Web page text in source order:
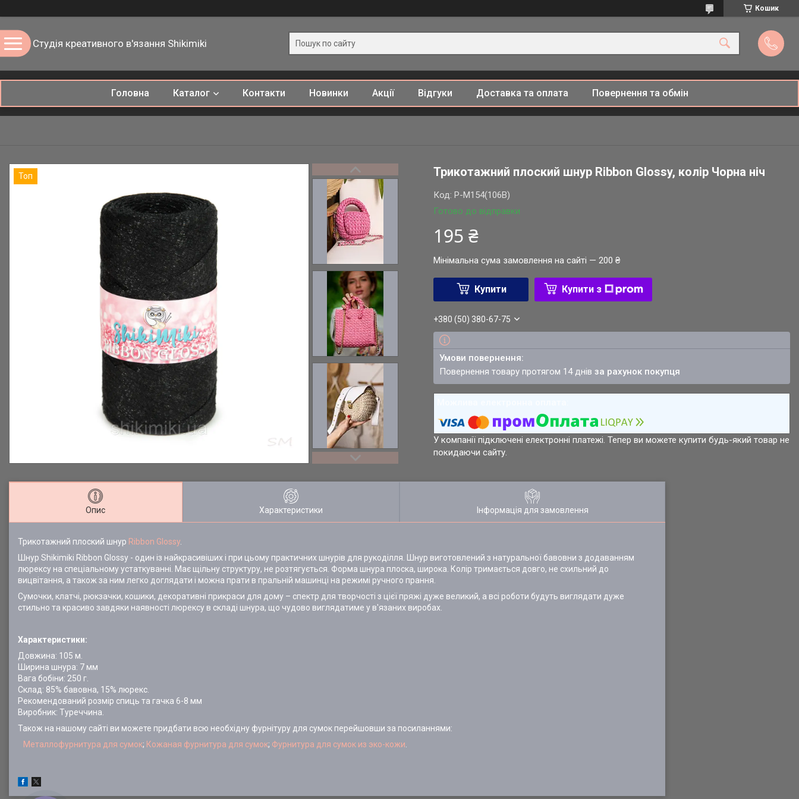
Кошик
Студія креативного в'язання Shikimiki
Головна Каталог Контакти Новинки Акції Відгуки Доставка та оплата Повернення та обмін
Топ Трикотажний плоский шнур Ribbon Glossy, колір Чорна ніч
Готово до відправки
Код:P-M154(106B)
195 ₴
Мінімальна сума замовлення на сайті — 200 ₴
Купити Купити з
+380 (50) 380-67-75
повернення товару протягом 14 днівза рахунок покупця
У компанії підключені електронні платежі. Тепер ви можете купити будь-який товар не
покидаючи сайту.
Опис Характеристики Інформація для замовлення
Трикотажний плоский шнур Ribbon Glossy.
Шнур Shikimiki Ribbon Glossy - один із найкрасивіших і при цьому практичних шнурів для рукоділля. Шнур виготовлений з натуральної бавовни з додаванням
люрексу на спеціальному устаткуванні. Має щільну структуру, не розтягується. Форма шнура плоска, широка. Колір тримається довго, не схильний до
вицвітання, а також за ним легко доглядати і можна прати в пральній машинці на режимі ручного прання.
Сумочки, клатчі, рюкзачки, кошики, декоративні прикраси для дому – спектр для творчості з цієї пряжі дуже великий, а всі роботи будуть виглядати дуже
стильно та красиво завдяки наявності люрексу в складі шнура, що чудово виглядатиме у в'язаних виробах.
Характеристики:
Довжина: 105 м.
Ширина шнура: 7 мм
Вага бобіни: 250 г.
Склад: 85% бавовна, 15% люрекс.
Рекомендований розмір спиць та гачка 6-8 мм
Виробник: Туреччина.
Також на нашому сайті ви можете придбати всю необхідну фурнітуру для сумок перейшовши за посиланнями:
Металлофурнитура для сумок; Кожаная фурнитура для сумок; Фурнитура для сумок из эко-кожи